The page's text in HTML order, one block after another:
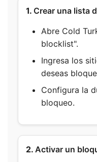
1. Crear una lista
Abre Cold
blocklist".
Ingresa los
deseas
Configura la
bloqueo.
2. Activar un